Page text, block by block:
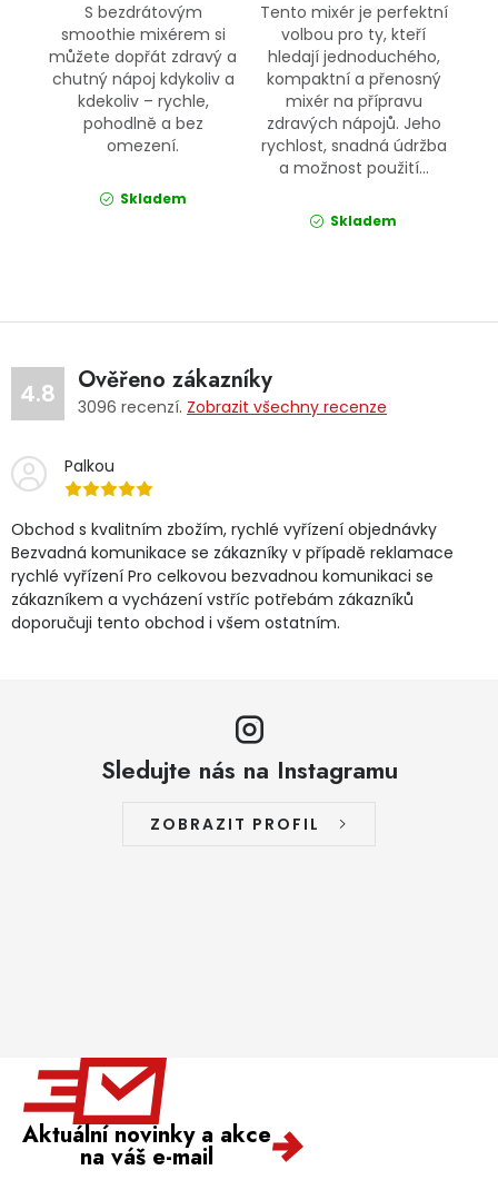
S bezdrátovým
smoothie mixérem si
můžete dopřát zdravý a
chutný nápoj kdykoliv a
kdekoliv – rychle,
pohodlně a bez
omezení.
Skladem
Tento mixér je perfektní
volbou pro ty, kteří
hledají jednoduchého,
kompaktní a přenosný
mixér na přípravu
zdravých nápojů. Jeho
rychlost, snadná údržba
a možnost použití...
Skladem
4.8 Ověřeno zákazníky
3096 recenzí. Zobrazit všechny recenze
Palkou
Obchod s kvalitním zbožím, rychlé vyřízení objednávky
Bezvadná komunikace se zákazníky v případě reklamace
rychlé vyřízení Pro celkovou bezvadnou komunikaci se
zákazníkem a vycházení vstříc potřebám zákazníků
doporučuji tento obchod i všem ostatním.
Sledujte nás na Instagramu
ZOBRAZIT PROFIL
Aktuální novinky a akce
na váš e-mail